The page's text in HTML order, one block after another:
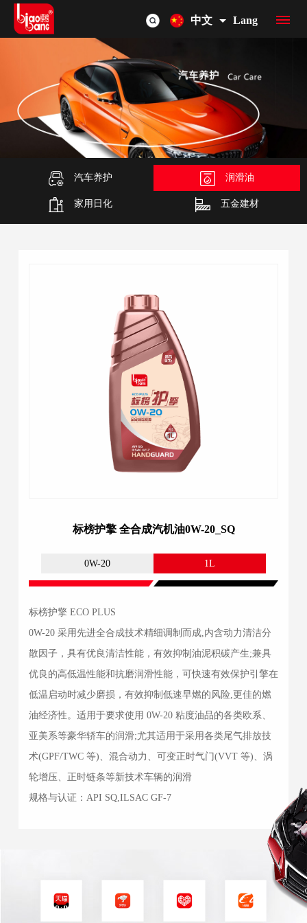
中文 Lang
首
页
品
牌
介
绍
产
品
总
OEM/ODM
联
汽车养护 润滑油
家用日化 五金建材
标榜护擎 全合成汽机油0W-20_SQ
0W-20 1L
标榜护擎 ECO PLUS
0W-20 采用先进全合成技术精细调制而成,内含动力清洁分
散因子，具有优良清洁性能，有效抑制油泥积碳产生;兼具
优良的高低温性能和抗磨润滑性能，可快速有效保护引擎在
低温启动时减少磨损，有效抑制低速早燃的风险,更佳的燃
油经济性。适用于要求使用 0W-20 粘度油品的各类欧系、
亚美系等豪华轿车的润滑;尤其适用于采用各类尾气排放技
术(GPF/TWC 等)、混合动力、可变正时气门(VVT 等)、涡
轮增压、正时链条等新技术车辆的润滑
规格与认证：API SQ,ILSAC GF-7